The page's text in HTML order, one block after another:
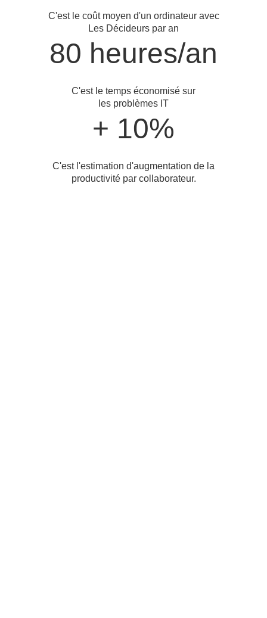
C'est le coût moyen d'un ordinateur avec
Les Décideurs par an
80 heures/an
C'est le temps économisé sur
les problèmes IT
+ 10%
C'est l'estimation d'augmentation de la
productivité par collaborateur.